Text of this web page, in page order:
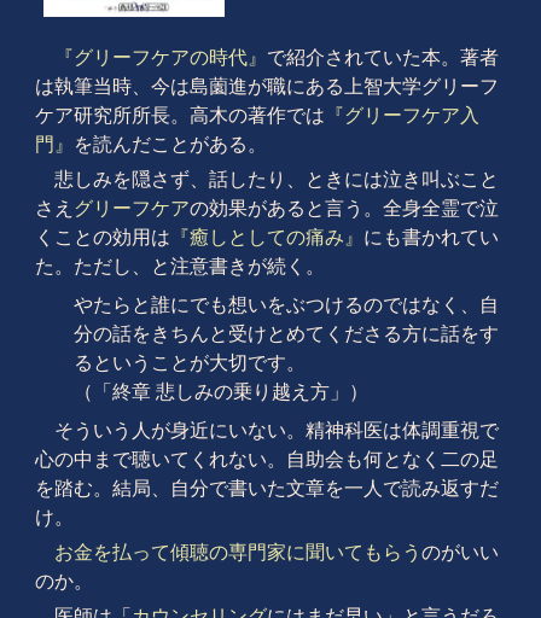
『グリーフケアの時代』 で紹介されていた本。著者
は執筆当時、今は島薗進が職にある上智大学グリーフ
ケア研究所所長。高木の著作では 『グリーフケア入
門』
を読んだことがある。
悲しみを隠さず、話したり、ときには泣き叫ぶこと
さえ グリーフケアの効果があると言う。全身全霊で泣
くことの効用は 『癒しとしての痛み』 にも書かれてい
た。ただし、と注意書きが続く。
やたらと誰にでも想いをぶつけるのではなく、自
分の話をきちんと受けとめてくださる方に話をす
るということが大切です。
（「終章 悲しみの乗り越え方」）
そういう人が身近にいない。精神科医は体調重視で
心の中まで聴いてくれない。自助会も何となく二の足
を踏む。結局、自分で書いた文章を一人で読み返すだ
け。
お金を払って傾聴の専門家に聞いてもらう のがいい
のか。